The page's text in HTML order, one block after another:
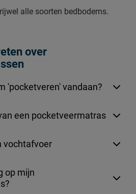
lattenbodem, schotelbodem,
Ja
2 jaar garantie volgens
Beter Bed voorwaarden
tijk wasbaar tot 60°C (zie
alle soorten bedbodems.
over
'pocketveren' vandaan?
een pocketveermatras
vochtafvoer
op mijn